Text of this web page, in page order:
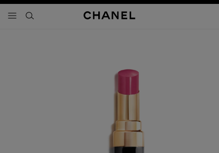
- navegación principal
buscar